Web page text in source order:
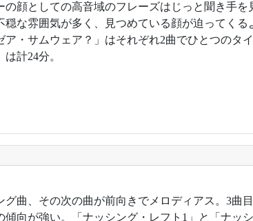
の顔としての高音域のフレーズはじっと聞き手
穏な雰囲気が多く、見つめている顔が迫ってくる
ア・サムウェア？」はそれぞれ2曲でひとつのタ
計24分。
グ曲、その次の曲が前向きでメロディアス。3曲
傾向が強い。「ナッシング・レフト1」と「ナッ